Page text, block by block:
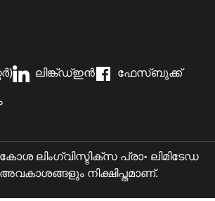
ലിങ്ക്ഡ്ഇൻ
ഫേസ്ബുക്ക്
ലിംഗ്വിസ്ടിക്സ പ്രാ॰ ലിമിടേഡ
നിക്ഷിപ്തമാണ്.